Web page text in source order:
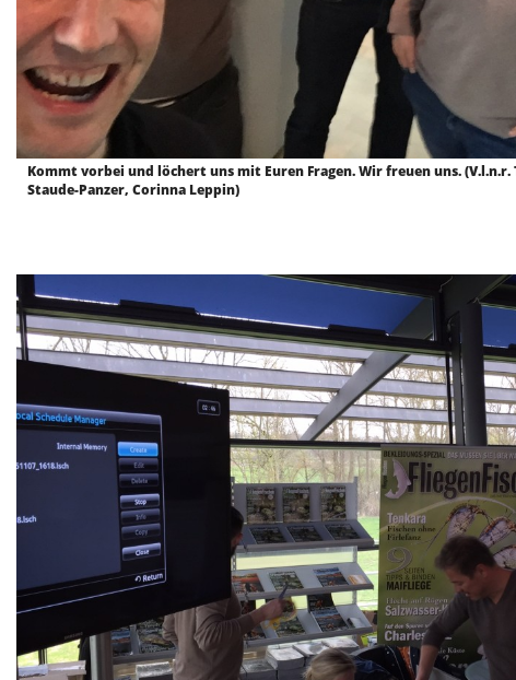
Kommt vorbei und löchert uns mit Euren Fragen. Wir freuen uns.
Staude-Panzer, Corinna Leppin)